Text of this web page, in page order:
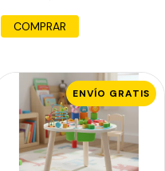
COMPRAR
ENVÍO GRATIS